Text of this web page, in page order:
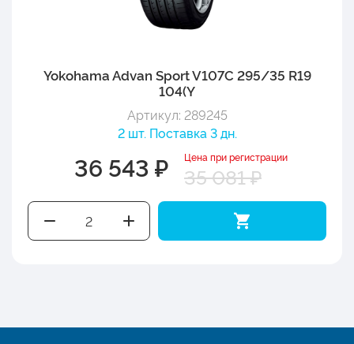
Yokohama Advan Sport V107C 295/35 R19
104(Y
Артикул: 289245
2 шт. Поставка 3 дн.
36 543 ₽ Цена при регистрации
35 081 ₽